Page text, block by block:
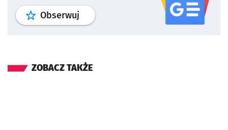
Obserwuj profil serwisu
ZOBACZ TAKŻE